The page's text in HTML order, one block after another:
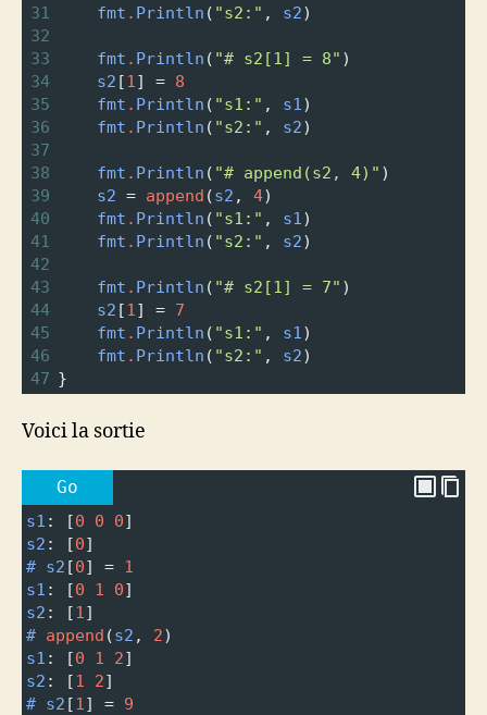
31
fmt . Println ( "s2:" , s2)
32
33
fmt . Println ( "# s2[1] = 8" )
34
s2 [1 ] = 8
35
fmt . Println ( "s1:" , s1 )
36
fmt . Println ( "s2:" , s2)
37
38
fmt . Println ( "# append(s2, 4)" )
39
s2 = append (s2 , 4)
40
fmt . Println ( "s1:" , s1 )
41
fmt . Println ( "s2:" , s2)
42
43
fmt . Println ( "# s2[1] = 7" )
44
s2 [1 ] = 7
45
fmt . Println ( "s1:" , s1 )
46
fmt . Println ( "s2:" , s2)
47 }
Voici la sortie
Go
s1 : [0 0 0]
s2 : [0]
# s2 [0] = 1
s1 : [0 1 0]
s2 : [1 ]
# append (s2 , 2)
s1 : [0 1 2]
s2 : [1 2]
# s2 [1 ] = 9